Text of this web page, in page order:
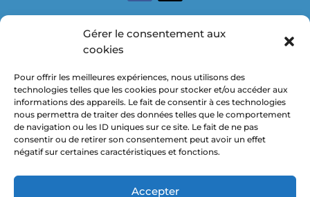
Gérer le consentement aux
cookies
Pour offrir les meilleures expériences, nous utilisons des
technologies telles que les cookies pour stocker et/ou accéder aux
informations des appareils. Le fait de consentir à ces technologies
nous permettra de traiter des données telles que le comportement
de navigation ou les ID uniques sur ce site. Le fait de ne pas
consentir ou de retirer son consentement peut avoir un effet
négatif sur certaines caractéristiques et fonctions.
Accepter
